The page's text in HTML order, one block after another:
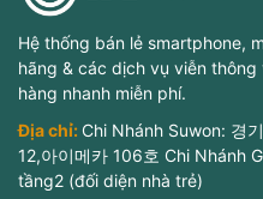
Hệ thống bán lẻ smartphone,
hãng & các dịch vụ viễn
hàng nhanh miễn phí.
Địa chỉ: Chi Nhánh Suwon: 경
12,아이메카 106호 Chi Nhánh
tầng2 (đối diện nhà trẻ)